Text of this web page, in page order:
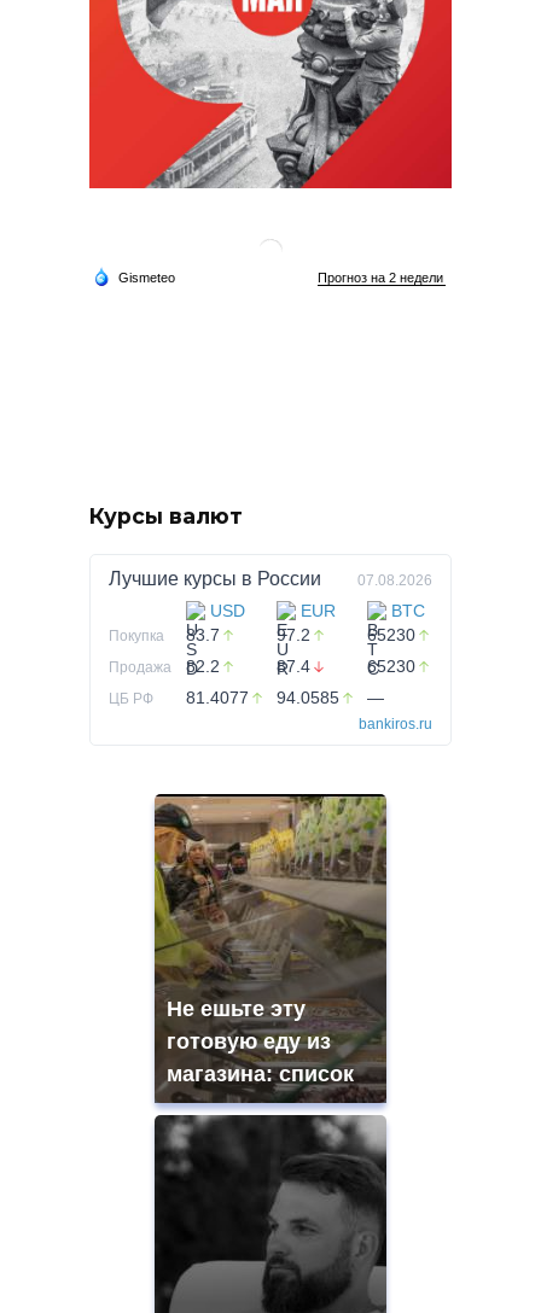
Курсы валют
Лучшие курсы в России 07.08.2026
USD EUR BTC
Покупка 83.7 97.2 65230
Продажа 82.2 87.4 65230
ЦБ РФ 81.4077 94.0585 —
bankiros.ru
Не ешьте эту
готовую еду из
магазина: список